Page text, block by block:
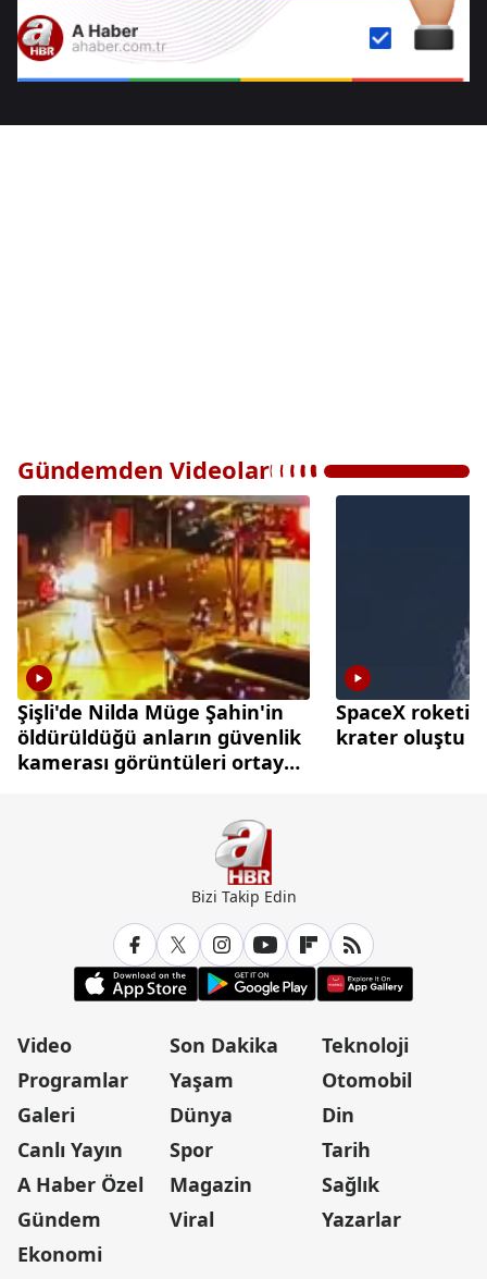
Gündemden Videolar
Şişli'de Nilda Müge Şahin'in
öldürüldüğü anların güvenlik
kamerası görüntüleri ortaya
SpaceX roketi
krater oluştu
Bizi Takip Edin
Video
Programlar
Galeri
Canlı Yayın
A Haber Özel
Gündem
Ekonomi
Son Dakika
Yaşam
Dünya
Spor
Magazin
Viral
Teknoloji
Otomobil
Din
Tarih
Sağlık
Yazarlar